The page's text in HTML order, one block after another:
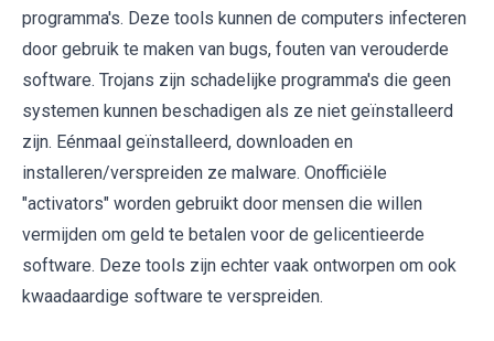
programma's. Deze tools kunnen de computers infecteren
door gebruik te maken van bugs, fouten van verouderde
software. Trojans zijn schadelijke programma's die geen
systemen kunnen beschadigen als ze niet geïnstalleerd
zijn. Eénmaal geïnstalleerd, downloaden en
installeren/verspreiden ze malware. Onofficiële
"activators" worden gebruikt door mensen die willen
vermijden om geld te betalen voor de gelicentieerde
software. Deze tools zijn echter vaak ontworpen om ook
kwaadaardige software te verspreiden.